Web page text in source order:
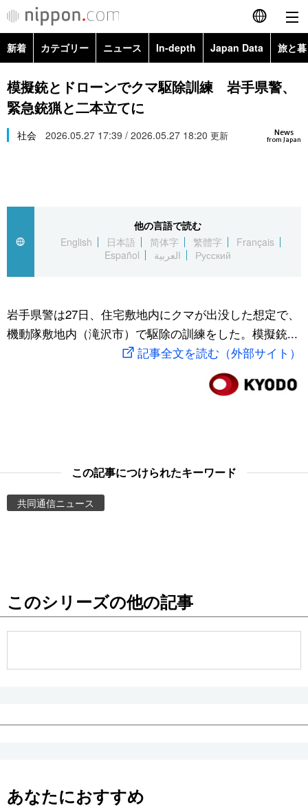
English
简体字
Русский
カテゴリー
経済・ビジネス
国際
文化
トップ
アーカイブ
In-depth
Japan Data
動画/Live
お知らせ
新着 カテゴリー ニュース In-depth Japan Data 旅と
政治・外交
経済・ビジネス
スポーツ・東京2020
Topics
模擬銃とドローンでクマ駆除訓練 岩手県警、
緊急銃猟と二本立てに
News
from Japan
社会 2026.05.27 17:39 / 2026.05.27 18:20 更新
他の言語で読む
English
日本語 简体字 繁體字
Français
Español
العربية Русский
岩手県警は27日、住宅敷地内にクマが出没した想定で、
機動隊敷地内（滝沢市）で駆除の訓練をした。模擬銃...
記事全文を読む（外部サイト）
この記事につけられたキーワード
共同通信ニュース
このシリーズの他の記事
あなたにおすすめ